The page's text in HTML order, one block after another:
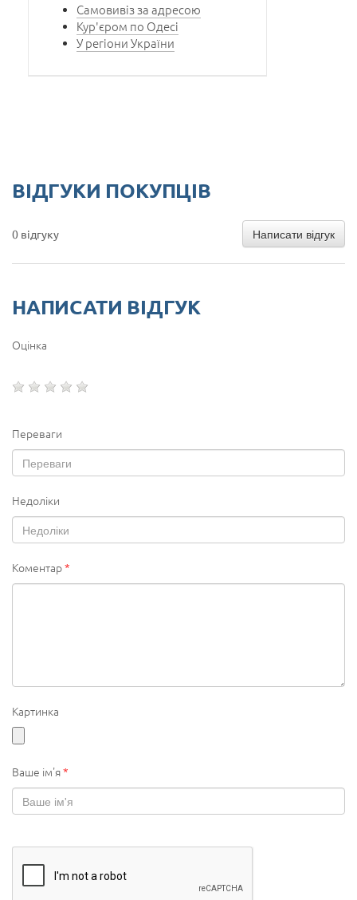
Самовивіз за адресою
Кур'єром по Одесі
У регіони України
ВІДГУКИ ПОКУПЦІВ
0 відгуку Написати відгук
НАПИСАТИ ВІДГУК
Оцінка
Переваги
Недоліки
Коментар*
Картинка
Ваше ім'я*